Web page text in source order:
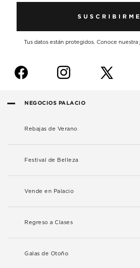
SUSCRIBIRME
Tus datos están protegidos. Conoce nuestra
f i
NEGOCIOS PALACIO
Rebajas de Verano
Festival de Belleza
Vende en Palacio
Regreso a Clases
Galas de Otoño